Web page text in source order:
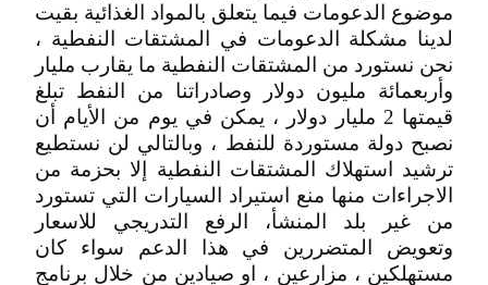
موضوع الدعومات فيما يتعلق بالمواد الغذائية بقيت
لدينا مشكلة الدعومات في المشتقات النفطية ،
نحن نستورد من المشتقات النفطية ما يقارب مليار
وأربعمائة مليون دولار وصادراتنا من النفط تبلغ
قيمتها 2 مليار دولار ، يمكن في يوم من الأيام أن
نصبح دولة مستوردة للنفط ، وبالتالي لن نستطيع
ترشيد استهلاك المشتقات النفطية إلا بحزمة من
الاجراءات منها منع استيراد السيارات التي تستورد
من غير بلد المنشأ، الرفع التدريجي للاسعار
وتعويض المتضررين في هذا الدعم سواء كان
مستهلكين ، مزارعين ، او صيادين من خلال برنامج